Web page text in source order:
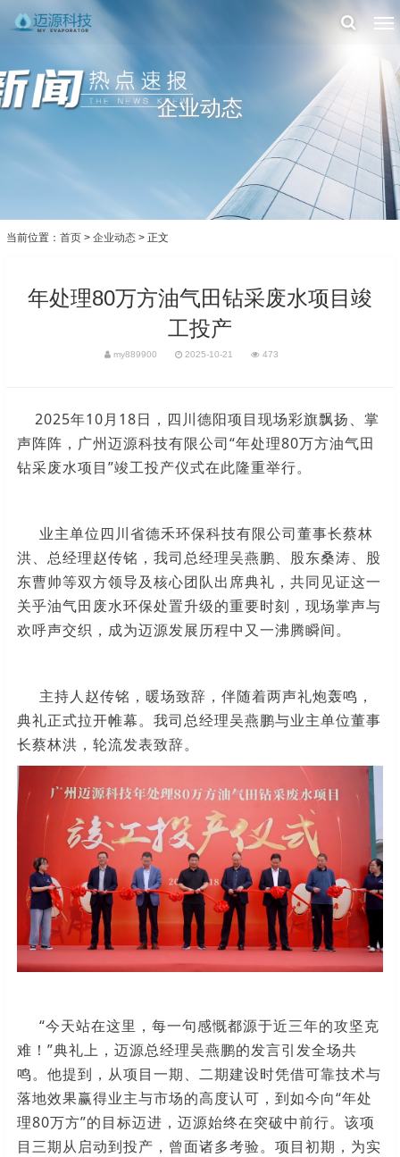
企业动态
当前位置： 首页 > 企业动态 > 正文
年处理80万方油气田钻采废水项目竣
工投产
my889900 2025-10-21 473
2025年10月18日，四川德阳项目现场彩旗飘扬、掌
声阵阵， 广州迈源科技有限公司“年处理80万方油气田
钻采废水项目”竣工投产仪式在此隆重举行。
业主单位四川省德禾环保科技有限公司董事长蔡林
洪、总经理赵传铭，我司总经理吴燕鹏、股东桑涛、股
东曹帅等双方领导及核心团队出席典礼，共同见证这一
关乎油气田废水环保处置升级的重要时刻，现场掌声与
欢呼声交织，成为迈源发展历程中又一沸腾瞬间。
主持人赵传铭，暖场致辞，伴随着两声礼炮轰鸣，
典礼正式拉开帷幕。我司总经理吴燕鹏与业主单位董事
长蔡林洪，轮流发表致辞。
“今天站在这里，每一句感慨都源于近三年的攻坚克
难！”典礼上，迈源总经理吴燕鹏的发言引发全场共
鸣。他提到，从项目一期、二期建设时凭借可靠技术与
落地效果赢得业主与市场的高度认可，到如今向“年处
理80万方”的目标迈进，迈源始终在突破中前行。该项
目三期从启动到投产，曾面诸多考验。项目初期，为实